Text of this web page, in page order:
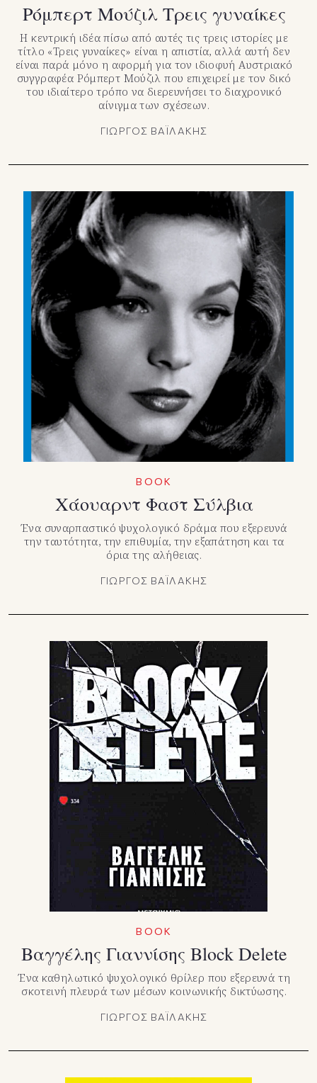
Ρόμπερτ Μούζιλ Τρεις γυναίκες
Η κεντρική ιδέα πίσω από αυτές τις τρεις ιστορίες με
τίτλο «Τρεις γυναίκες» είναι η απιστία, αλλά αυτή δεν
είναι παρά μόνο η αφορμή για τον ιδιοφυή Αυστριακό
συγγραφέα Ρόμπερτ Μούζιλ που επιχειρεί με τον δικό
του ιδιαίτερο τρόπο να διερευνήσει το διαχρονικό
αίνιγμα των σχέσεων.
ΓΙΩΡΓΟΣ ΒΑΪΛΑΚΗΣ
ΒΟΟΚ
Χάουαρντ Φαστ Σύλβια
Ένα συναρπαστικό ψυχολογικό δράμα που εξερευνά
την ταυτότητα, την επιθυμία, την εξαπάτηση και τα
όρια της αλήθειας.
ΓΙΩΡΓΟΣ ΒΑΪΛΑΚΗΣ
ΒΟΟΚ
Βαγγέλης Γιαννίσης Block Delete
Ένα καθηλωτικό ψυχολογικό θρίλερ που εξερευνά τη
σκοτεινή πλευρά των μέσων κοινωνικής δικτύωσης.
ΓΙΩΡΓΟΣ ΒΑΪΛΑΚΗΣ